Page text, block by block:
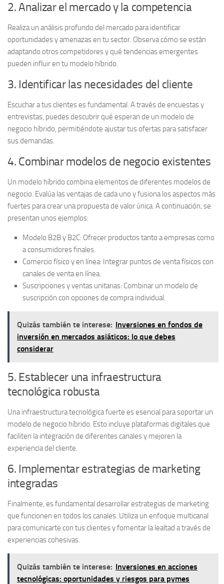
2. Analizar el mercado y la competencia
Realiza un análisis profundo del mercado para identificar
oportunidades y amenazasen tu sector. Observa cómo se están
adaptando otros competidores y qué tendencias emergentes
pueden influir en tu modelo híbrido.
3. Identificar las necesidades del cliente
Escuchar a tus clientes es fundamental. A través de encuestas y
entrevistas, puedes descubrir qué esperan de un modelo de
negocio híbrido, permitiéndote ajustar tus ofertas para satisfacer
sus demandas.
4. Combinar modelos de negocio existentes
Un modelo híbrido combina elementos de diferentes modelos de
negocio. Evalúa las ventajas de cada uno yfusionalos aspectos más
fuertes para crear una propuesta de valor única. A continuación, se
presentan unos ejemplos:
Modelo B2B y B2C: Ofrecer productos tanto a empresas como
a consumidores finales.
Comercio físico y en línea: Integrar puntos de venta físicos con
canales de venta en línea.
Suscripciones y ventas unitarias: Combinar un modelo de
suscripción con opciones de compra individual.
Quizás también te interese: Inversiones en fondos de
inversión en mercados asiáticos: lo que debes
considerar
5. Establecer una infraestructura
tecnológica robusta
Unainfraestructura tecnológicafuerte es esencial para soportar un
modelo de negocio híbrido. Esto incluye plataformas digitales que
faciliten la integración de diferentes canales y mejoren la
experiencia del cliente.
6. Implementar estrategias de marketing
integradas
Finalmente, es fundamental desarrollar estrategias de marketing
que funcionen en todos los canales. Utiliza un enfoque multicanal
para comunicarte con tus clientes y fomentar la lealtad a través de
experiencias cohesivas.
Quizás también te interese: Inversiones en acciones
tecnológicas: oportunidades y riesgos para pymes